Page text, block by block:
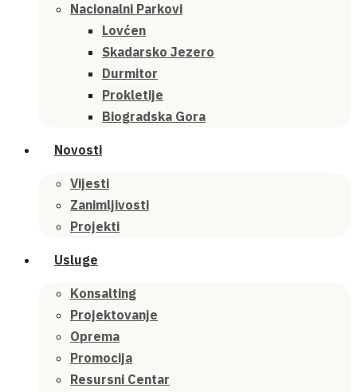
Nacionalni Parkovi
Lovćen
Skadarsko Jezero
Durmitor
Prokletije
Biogradska Gora
Novosti
Vijesti
Zanimljivosti
Projekti
Usluge
Konsalting
Projektovanje
Oprema
Promocija
Resursni Centar